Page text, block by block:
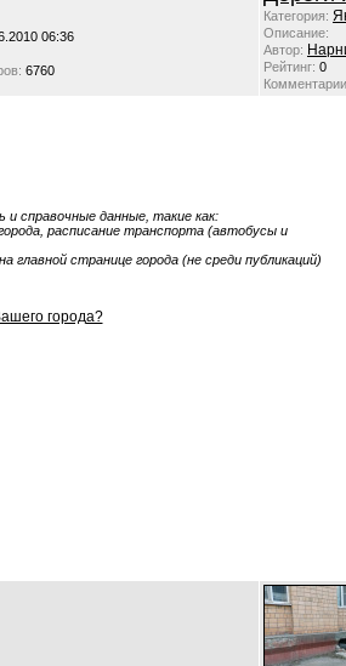
06:36
6760
Категория:
Описание:
Автор:
Рейтинг: 0
справочные данные, такие как:
расписание транспорта (автобусы и
странице города (не среди публикаций)
города?